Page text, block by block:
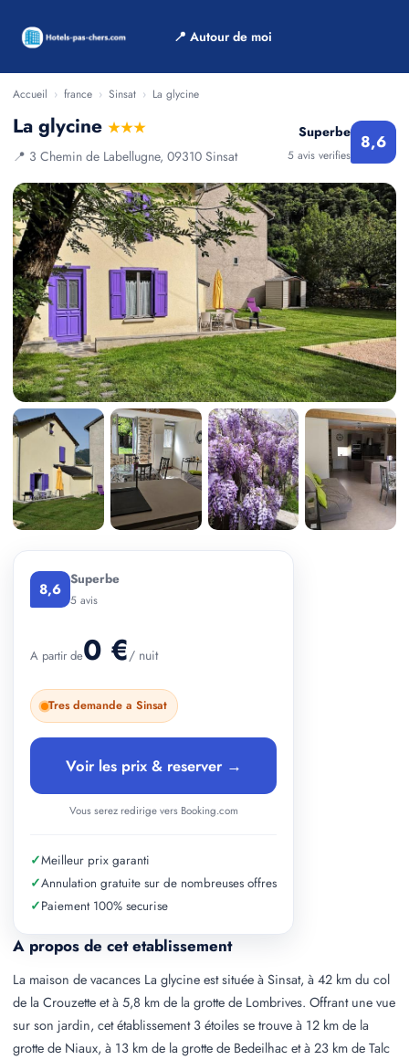
📍 Autour de moi
Accueil › france › Sinsat › La glycine
La glycine ★★★
📍 3 Chemin de Labellugne, 09310 Sinsat
Superbe
5 avis verifies
8,6
A propos de cet etablissement
La maison de vacances La glycine est située à Sinsat, à 42 km du col
de la Crouzette et à 5,8 km de la grotte de Lombrives. Offrant une vue
sur son jardin, cet établissement 3 étoiles se trouve à 12 km de la
grotte de Niaux, à 13 km de la grotte de Bedeilhac et à 23 km de Talc
8,6 Superbe
5 avis
A partir de0 €/ nuit
Tres demande a Sinsat
Voir les prix & reserver →
Vous serez redirige vers Booking.com
✓Meilleur prix garanti
✓Annulation gratuite sur de nombreuses offres
✓Paiement 100% securise